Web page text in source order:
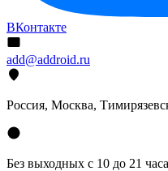
ВКонтакте
add@addroid.ru
Россия, Москва,
Без выходных с 10 до 21 часа